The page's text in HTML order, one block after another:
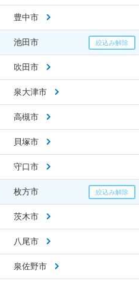
豊中市
池田市
吹田市
泉大津市
高槻市
貝塚市
守口市
枚方市
茨木市
八尾市
泉佐野市